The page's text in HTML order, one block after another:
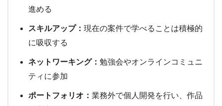
進める
スキルアップ： 現在の案件で学べることは積極的
に吸収する
ネットワーキング： 勉強会やオンラインコミュニ
ティに参加
ポートフォリオ： 業務外で個人開発を行い、作品